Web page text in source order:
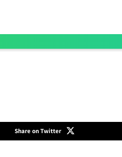
Share on Twitter